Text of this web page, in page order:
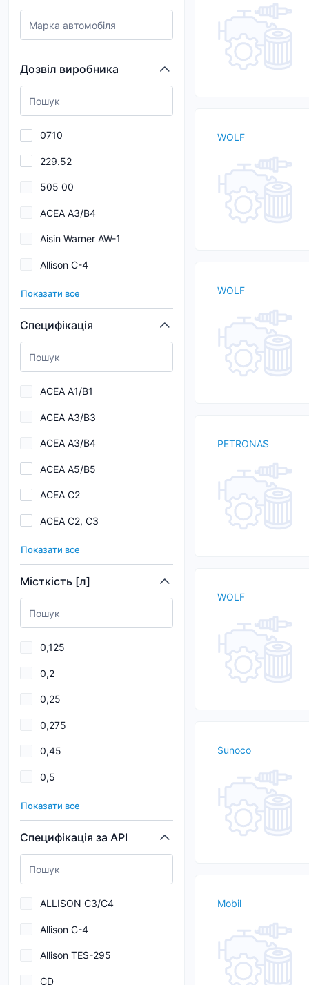
BOSCH
Brembo
COASTAL
DELPHI
Drydene
DuraMAX
ENEOS
EUROREPAR
FEBI
Ferodo
Дозвіл виробника
0710
229.52
505 00
ACEA A3/B4
Aisin Warner AW-1
Allison C-4
Allison C4
API SP
BMW LL-01
BMW LL-04
BMW Longlife-01
BMW LONGLIFE-04
BMW Longlife-17 FE+
BMW Longlife-98
Caterpillar ECF-2
Caterpillar ECF-3
Caterpillar TO-2
Chrysler MS-6395
Показати все
Специфікація
ACEA A1/B1
ACEA A3/B3
ACEA A3/B4
ACEA A5/B5
ACEA C2
ACEA C2, C3
ACEA C3
ACEA C5
ACEA E7
AISIN WARNER AW-1
ALLISON C4
API CF
API CH-4
API CI-4
API GL-5
API SERVICE SN
API SERVICE SN / CF
API SJ
Показати все
Місткість [л]
0,125
0,2
0,25
0,275
0,45
0,5
0,55
0,8
1
1,1
19
Показати все
Специфікація за API
ALLISON C3/C4
Allison C-4
Allison TES-295
CD
WOLF
WOLF
PETRONAS
WOLF
Sunoco
Mobil